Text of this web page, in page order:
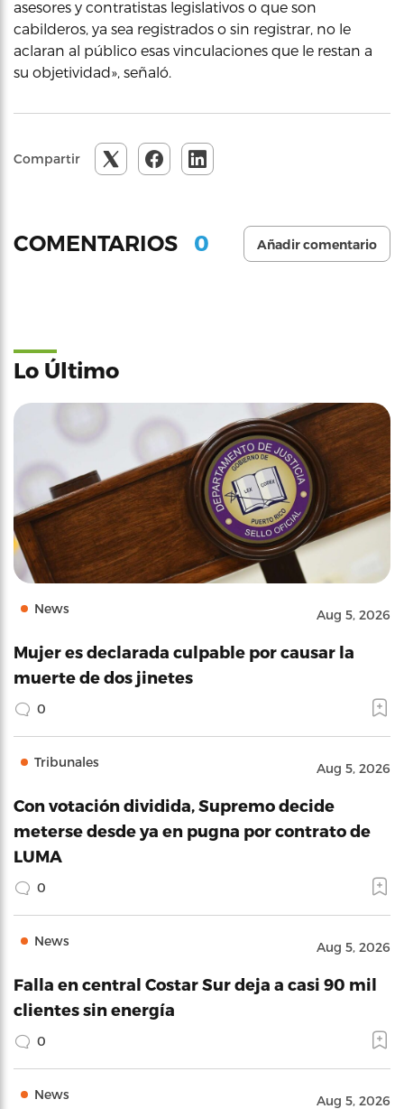
asesores y contratistas legislativos o que son
cabilderos, ya sea registrados o sin registrar, no le
aclaran al público esas vinculaciones que le restan a
su objetividad», señaló.
Compartir
COMENTARIOS 0 Añadir comentario
Lo Último
News Aug 5, 2026
Mujer es declarada culpable por causar la
muerte de dos jinetes
0
Tribunales Aug 5, 2026
Con votación dividida, Supremo decide
meterse desde ya en pugna por contrato de
LUMA
0
News Aug 5, 2026
Falla en central Costar Sur deja a casi 90 mil
clientes sin energía
0
News Aug 5, 2026